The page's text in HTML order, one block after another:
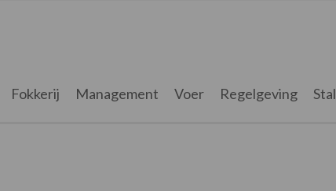
Fokkerij Management Voer Regelgeving Stal